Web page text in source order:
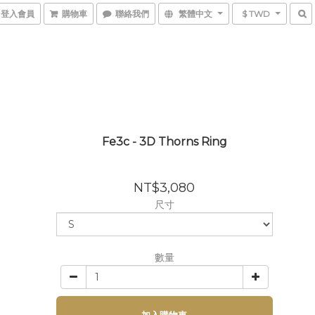
登入會員 購物車 聯絡我們 繁體中文 $ TWD
Fe3c - 3D Thorns Ring
NT$3,080
尺寸
數量